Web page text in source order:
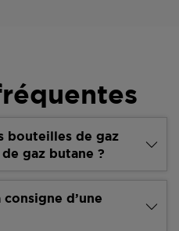
bouteilles de gaz
gaz butane ?
d’une